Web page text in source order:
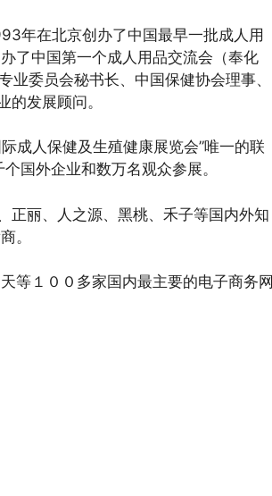
年在北京创办了中国最早一批成人用
了中国第一个成人用品交流会（奉化
委员会秘书长、中国保健协会理事、
发展顾问。
成人保健及生殖健康展览会”唯一的联
国外企业和数万名观众参展。
正丽、人之源、黑桃、禾子等国内外知
。
等１００多家国内最主要的电子商务网